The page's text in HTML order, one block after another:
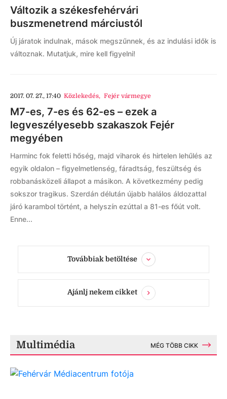
Változik a székesfehérvári
buszmenetrend márciustól
Új járatok indulnak, mások megszűnnek, és az indulási idők is
változnak. Mutatjuk, mire kell figyelni!
2017. 07. 27., 17:40 Közlekedés, Fejér vármegye
M7-es, 7-es és 62-es – ezek a
legveszélyesebb szakaszok Fejér
megyében
Harminc fok feletti hőség, majd viharok és hirtelen lehűlés az
egyik oldalon – figyelmetlenség, fáradtság, feszültség és
robbanásközeli állapot a másikon. A következmény pedig
sokszor tragikus. Szerdán délután újabb halálos áldozattal
járó karambol történt, a helyszín ezúttal a 81-es főút volt.
Enne...
Továbbiak betöltése
Ajánlj nekem cikket
Multimédia MÉG TÖBB CIKK